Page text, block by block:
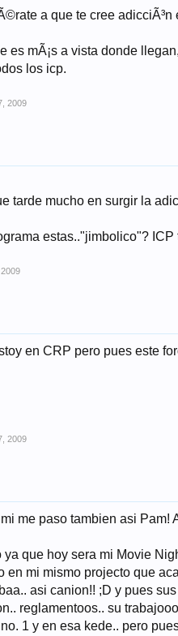
a que te cree adicciÃ³n
es mÃ¡s a vista donde
los icp.
2009
tarde mucho en surgir la
estas.."jimbolico"? ICP
en CRP pero pues este
2009
me paso tambien asi Pam!
ya que hoy sera mi Movie
en mi mismo projecto que
asi canion!! ;D y pues
reglamentoos.. su
1 y en esa kede.. pero